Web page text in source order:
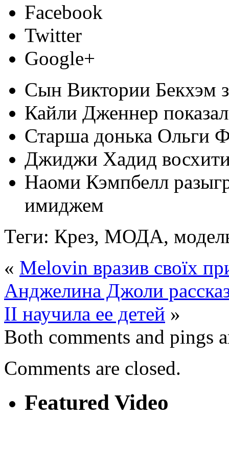
Facebook
Twitter
Google+
Сын Виктории Бекхэм
Кайли Дженнер
Старша донька Ольги
Джиджи Хадид
Наоми Кэмпбелл
имиджем
Теги: Крез, МОДА,
« Melovin вразив своїх
Анджелина Джоли
II научила ее детей »
Both comments and pings
Comments are closed.
Featured Video